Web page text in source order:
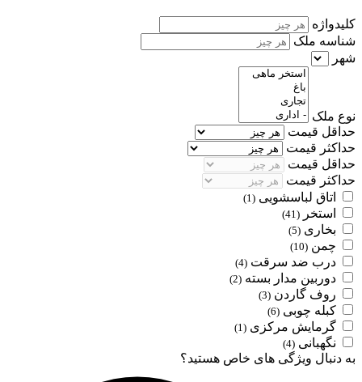
کلیدواژه
شناسه ملک
شهر
نوع ملک
حداقل قیمت
حداکثر قیمت
حداقل قیمت
حداکثر قیمت
اتاق لباسشویی (1)
استخر (41)
بخاری (5)
چمن (10)
درب ضد سرقت (4)
دوربین مدار بسته (2)
روف گاردن (3)
کبله چوبی (6)
گرمایش مرکزی (1)
نگهبانی (4)
به دنبال ویژگی های خاص هستید؟